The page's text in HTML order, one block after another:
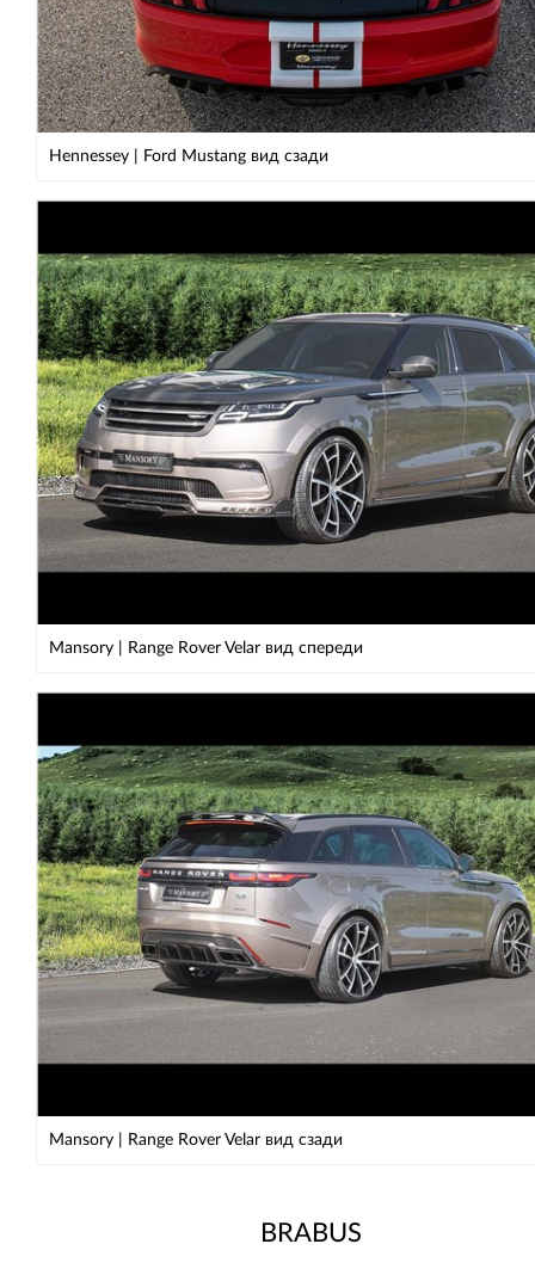
Hennessey | Ford Mustang вид сзади
Mansory | Range Rover Velar вид спереди
Mansory | Range Rover Velar вид сзади
BRABUS